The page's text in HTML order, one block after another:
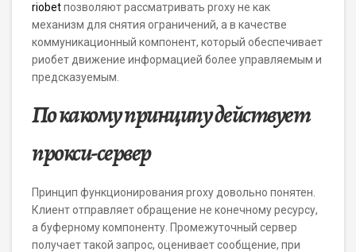
riobetпозволяют рассматривать proxy не как
механизм для снятия ограничений, а в качестве
коммуникационный компонент, который обеспечивает
риобет движение информацией более управляемым и
предсказуемым.
По какому принципу действует
прокси-сервер
Принцип функционирования proxy довольно понятен.
Клиент отправляет обращение не конечному ресурсу,
а буферному компоненту. Промежуточный сервер
получает такой запрос, оценивает сообщение, при